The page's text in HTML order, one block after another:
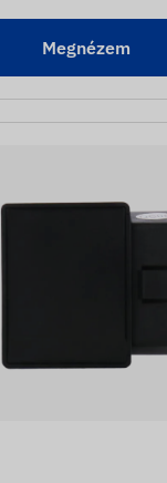
Megnézem